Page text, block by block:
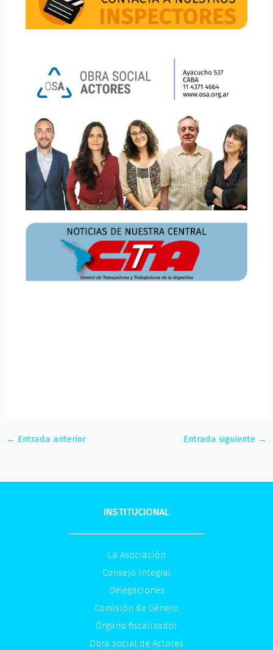
← Entrada anterior Entrada siguiente →
INSTITUCIONAL
La Asociación
Consejo Integral
Delegaciones
Comisión de Género
Órgano fiscalizador
Obra social de Actores